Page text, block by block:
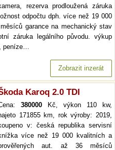
rezerva prodloužená záruka
odpočtu dph. více než 19 000
garance na mechanický stav
záruka legálního původu. výkup
peníze…
Zobrazit inzerát
Karoq 2.0 TDI
380000 Kč, výkon 110 kw,
171855 km, rok výroby: 2019,
v: česká republika servisní
více než 19 000 kvalitních a
aut. až 36 měsíců